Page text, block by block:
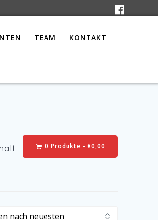
TEAM KONTAKT
0 Produkte - €0,00